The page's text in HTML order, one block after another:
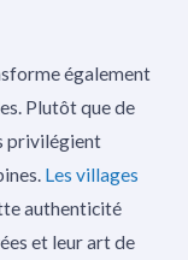
également
Plutôt que de
privilégient
Les villages
authenticité
et leur art de